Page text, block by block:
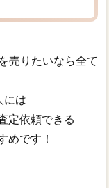
売りたいなら全て
には
定依頼できる
めです！